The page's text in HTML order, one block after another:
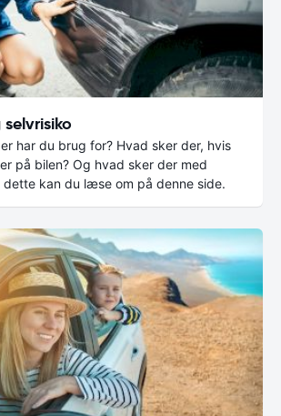
har du brug for? Hvad sker der, hvis
på bilen? Og hvad sker der med
dette kan du læse om på denne side.